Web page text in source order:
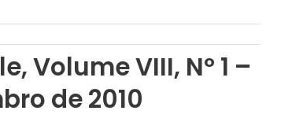
Volume VIII, Nº 1 –
de 2010